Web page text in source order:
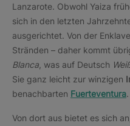
Lanzarote. Obwohl Yaiza
sich in den letzten
ausgerichtet. Von der
Stränden – daher kommt
Blanca , was auf Deutsch
Sie ganz leicht zur winzigen
benachbarten Fuerteventura.
Von dort aus bietet es sich